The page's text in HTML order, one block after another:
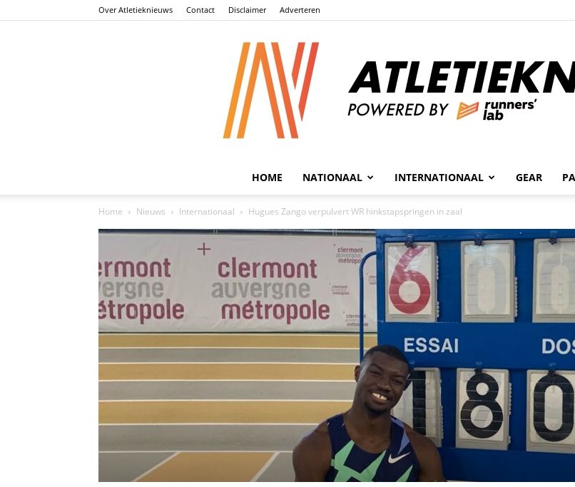
Over Atletieknieuws Contact Disclaimer Adverteren
HOME NATIONAAL INTERNATIONAAL GEAR
Home Nieuws Internationaal Hugues Zango verpulvert WR hinkstapspringen in zaal